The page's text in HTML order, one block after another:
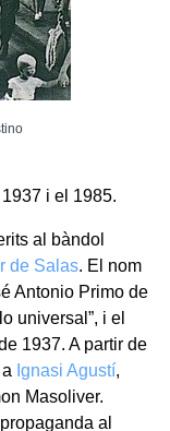
i el 1985.
al bàndol
de Salas. El nom
Antonio Primo de
universal”, i el
1937. A partir de
Ignasi Agustí,
Masoliver.
al